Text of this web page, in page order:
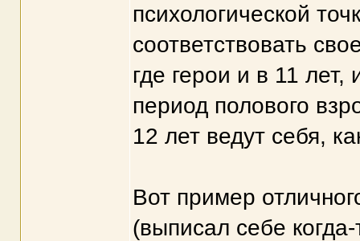
психологической
соответствовать
где герои и в 11 лет,
период полового
12 лет ведут себя,
Вот пример
(выписал себе когда-